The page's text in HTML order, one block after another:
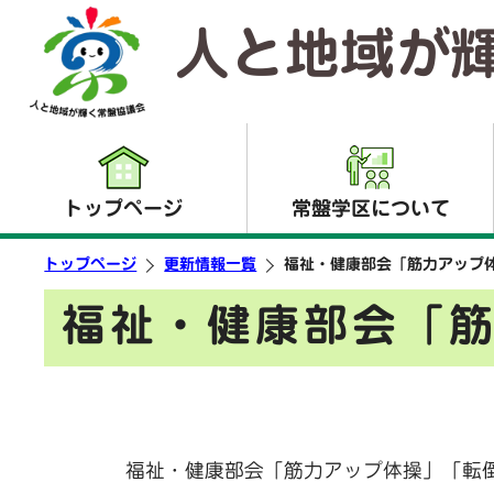
人と地域が
トップページ 常盤学区について
トップページ 更新情報一覧 福祉・健康部会「筋力アッ
福祉・健康部会「
福祉・健康部会「筋力アップ体操」「転